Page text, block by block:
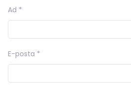
Ad *
E-posta *